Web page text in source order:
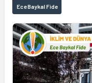
Ece Baykal Fide